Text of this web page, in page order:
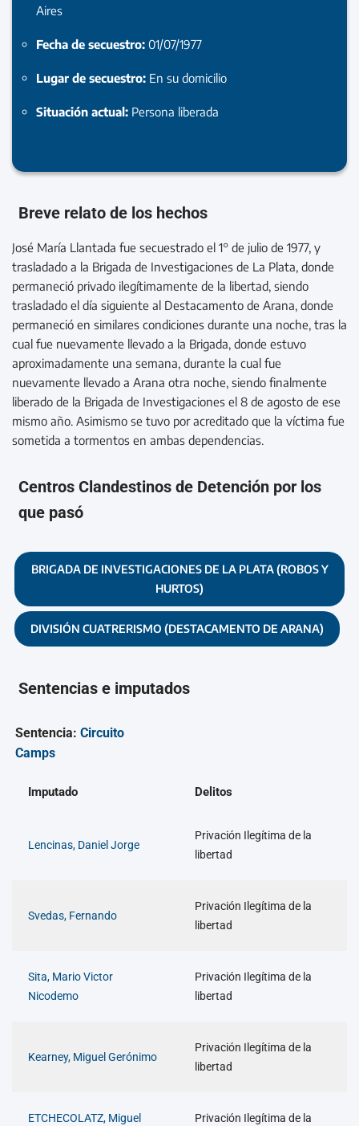
Aires
Fecha de secuestro: 01/07/1977
Lugar de secuestro: En su domicilio
Situación actual: Persona liberada
Breve relato de los hechos
José María Llantada fue secuestrado el 1° de julio de 1977, y
trasladado a la Brigada de Investigaciones de La Plata, donde
permaneció privado ilegítimamente de la libertad, siendo
trasladado el día siguiente al Destacamento de Arana, donde
permaneció en similares condiciones durante una noche, tras la
cual fue nuevamente llevado a la Brigada, donde estuvo
aproximadamente una semana, durante la cual fue
nuevamente llevado a Arana otra noche, siendo finalmente
liberado de la Brigada de Investigaciones el 8 de agosto de ese
mismo año. Asimismo se tuvo por acreditado que la víctima fue
sometida a tormentos en ambas dependencias.
Centros Clandestinos de Detención por los
que pasó
BRIGADA DE INVESTIGACIONES DE LA PLATA (ROBOS Y
HURTOS)
DIVISIÓN CUATRERISMO (DESTACAMENTO DE ARANA)
Sentencias e imputados
Sentencia: Circuito
Camps
Imputado Delitos
Lencinas, Daniel Jorge
Privación Ilegítima de la
libertad
Svedas, Fernando
Privación Ilegítima de la
libertad
Sita, Mario Victor
Nicodemo
Privación Ilegítima de la
libertad
Kearney, Miguel Gerónimo
Privación Ilegítima de la
libertad
ETCHECOLATZ, Miguel
Privación Ilegítima de la